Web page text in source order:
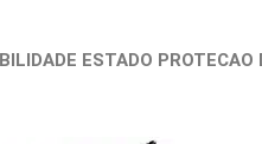
ESTADO